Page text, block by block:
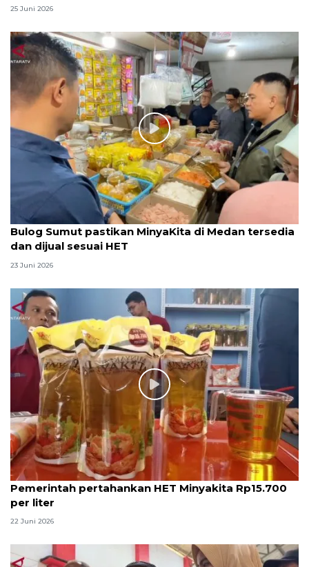
25 Juni 2026
Bulog Sumut pastikan MinyaKita di Medan tersedia
dan dijual sesuai HET
23 Juni 2026
Pemerintah pertahankan HET Minyakita Rp15.700
per liter
22 Juni 2026